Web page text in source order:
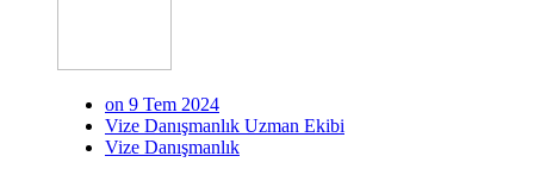
on 9 Tem 2024
Vize Danışmanlık Uzman Ekibi
Vize Danışmanlık